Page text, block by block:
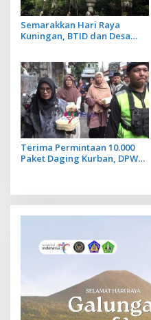
Semarakkan Hari Raya
Kuningan, BTID dan Desa
Terima Permintaan 10.000
Paket Daging Kurban, DPW